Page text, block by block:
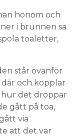
honom och
i brunnen sa
toaletter,
står ovanför
och kopplar
hur det droppar
gått på toa,
via
att det var